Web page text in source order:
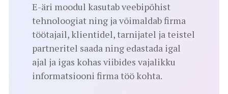
E-äri moodul kasutab veebipõhist
tehnoloogiat ning ja võimaldab firma
töötajail, klientidel, tarnijatel ja teistel
partneritel saada ning edastada igal
ajal ja igas kohas viibides vajalikku
informatsiooni firma töö kohta.